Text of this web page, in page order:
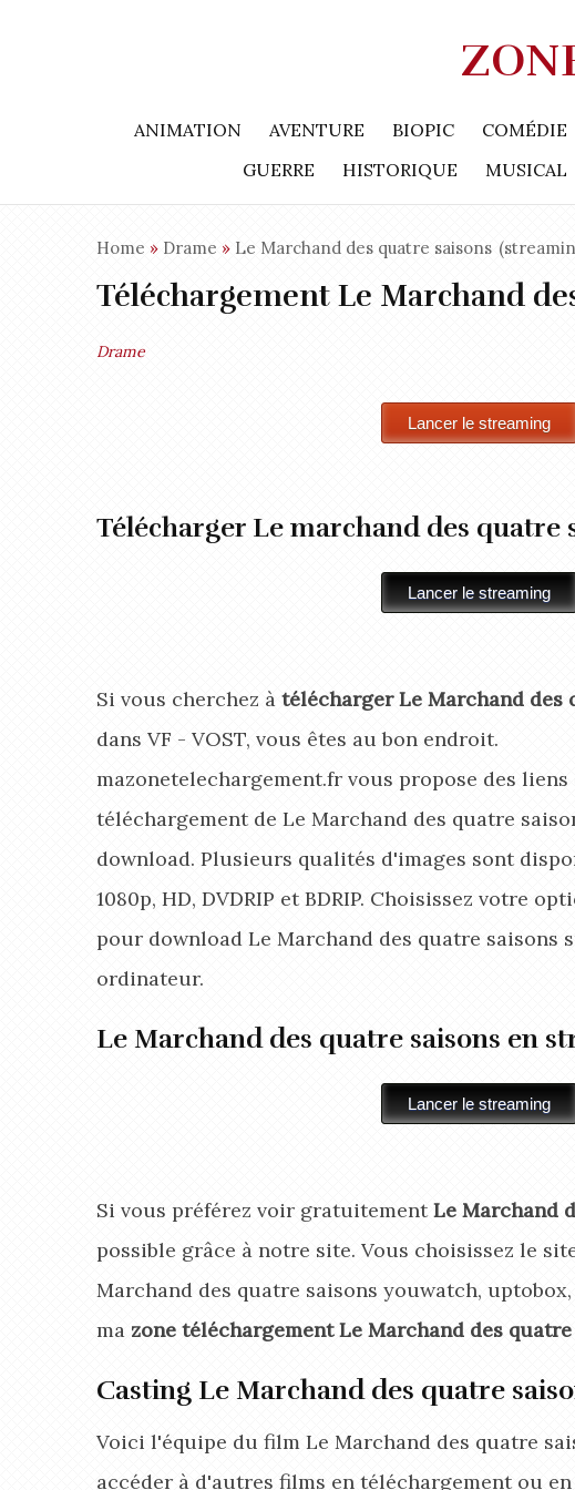
ANIMATION AVENTURE BIOPIC COMÉDIE
GUERRE
HISTORIQUE MUSICAL
Home » Drame » Le Marchand des quatre saisons
Téléchargement Le Marchand
Drame
Télécharger Le marchand des quatre
Si vous cherchez à télécharger Le Marchand des
dans VF - VOST, vous êtes au bon endroit.
mazonetelechargement.fr vous propose des
téléchargement de Le Marchand des quatre
download. Plusieurs qualités d'images sont
1080p, HD, DVDRIP et BDRIP. Choisissez votre
pour download Le Marchand des quatre saisons
ordinateur.
Le Marchand des quatre saisons en
Si vous préférez voir gratuitementLe Marchand
possible grâce à notre site. Vous choisissez le
Marchand des quatre saisons youwatch,
ma zone téléchargement Le Marchand des
Casting Le Marchand des quatre
Voici l'équipe du film Le Marchand des quatre
accéder à d'autres films en téléchargement ou